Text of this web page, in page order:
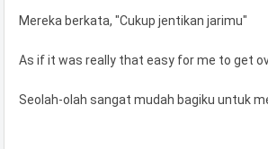
Mereka berkata, "Cukup jentikan jarimu"
As if it was really that easy for me to get
Seolah-olah sangat mudah bagiku untuk